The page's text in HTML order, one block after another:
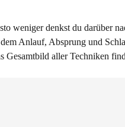
weniger denkst du darüber
Anlauf, Absprung und
aller Techniken